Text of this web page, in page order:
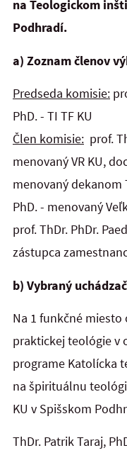
na Teologickom
Podhradí.
a) Zoznam členov
Predseda komisie:
PhD. - TI TF KU
Člen komisie: prof.
menovaný VR KU,
menovaný dekanom
PhD. - menovaný
prof. ThDr. PhDr.
zástupca
b) Vybraný
Na 1 funkčné miesto
praktickej teológiev
programe Katolícka
na špirituálnu
KU v Spišskom
ThDr. Patrik Taraj,